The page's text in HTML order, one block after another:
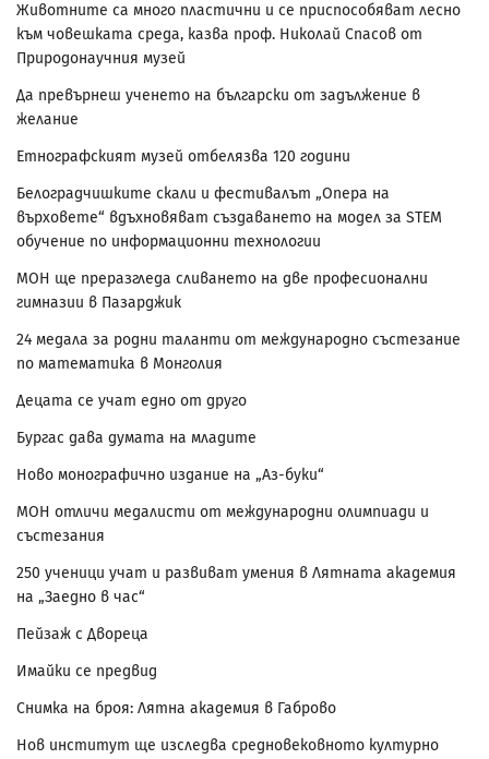
Животните са много пластични и се приспособяват лесно
към човешката среда, казва проф. Николай Спасов от
Природонаучния музей
Да превърнеш ученето на български от задължение в
желание
Етнографският музей отбелязва 120 години
Белоградчишките скали и фестивалът „Опера на
върховете“ вдъхновяват създаването на модел за STEM
обучение по информационни технологии
МОН ще преразгледа сливането на две професионални
гимназии в Пазарджик
24 медала за родни таланти от международно състезание
по математика в Монголия
Децата се учат едно от друго
Бургас дава думата на младите
Ново монографично издание на „Аз-буки“
МОН отличи медалисти от международни олимпиади и
състезания
250 ученици учат и развиват умения в Лятната академия
на „Заедно в час“
Пейзаж с Двореца
Имайки се предвид
Снимка на броя: Лятна академия в Габрово
Нов институт ще изследва средновековното културно